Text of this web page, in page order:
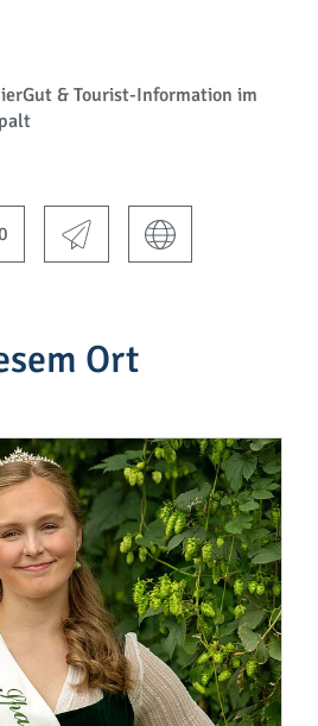
& Tourist-Information im
Ort